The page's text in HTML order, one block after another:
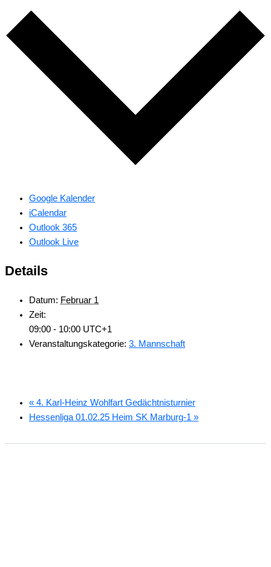
Google Kalender
iCalendar
Outlook 365
Outlook Live
Details
Datum: Februar 1
Zeit:
09:00 - 10:00 UTC+1
Veranstaltungskategorie: 3. Mannschaft
« 4. Karl-Heinz Wohlfart Gedächtnisturnier
Hessenliga 01.02.25 Heim SK Marburg-1 »